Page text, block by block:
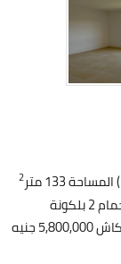
) المساحة 133 متر 2
غربي و قبلي تطل على حديقة كبيرة تشمل 3 نوم 2 حمام 2 بلكونة
بالطابق الخامس تشطيب الشركة إستلام فوري للبيع كاش 5,800,000 جنيه